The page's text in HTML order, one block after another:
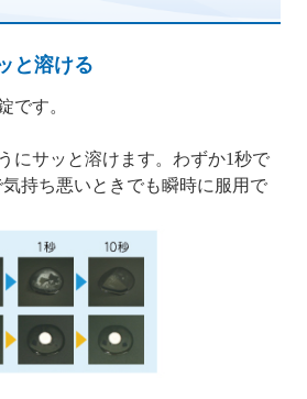
と溶ける
です。
にサッと溶けます。わずか1秒で
持ち悪いときでも瞬時に服用で